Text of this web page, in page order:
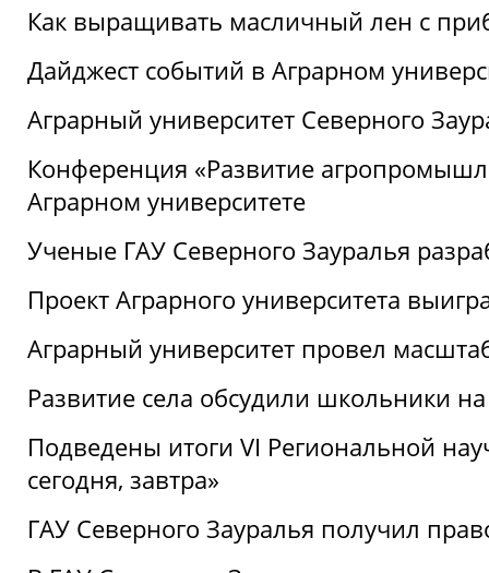
Как выращивать масличный лен с
Дайджест событий в Аграрном
Аграрный университет Северного
Конференция «Развитие
Аграрном университете
Ученые ГАУ Северного Зауралья
Проект Аграрного университета
Аграрный университет провел
Развитие села обсудили школьники
Подведены итоги VI Региональной
сегодня, завтра»
ГАУ Северного Зауралья получил